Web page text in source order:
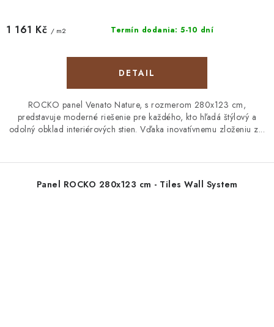
Termín dodania: 5-10 dní
1 161 Kč / m2
DETAIL
ROCKO panel Venato Nature, s rozmerom 280x123 cm,
predstavuje moderné riešenie pre každého, kto hľadá štýlový a
odolný obklad interiérových stien. Vďaka inovatívnemu zloženiu z...
Panel ROCKO 280x123 cm - Tiles Wall System